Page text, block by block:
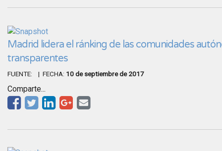
Madrid lidera el ránking de las comunidades
transparentes
FUENTE: | FECHA: 10 de septiembre de 2017
Comparte...